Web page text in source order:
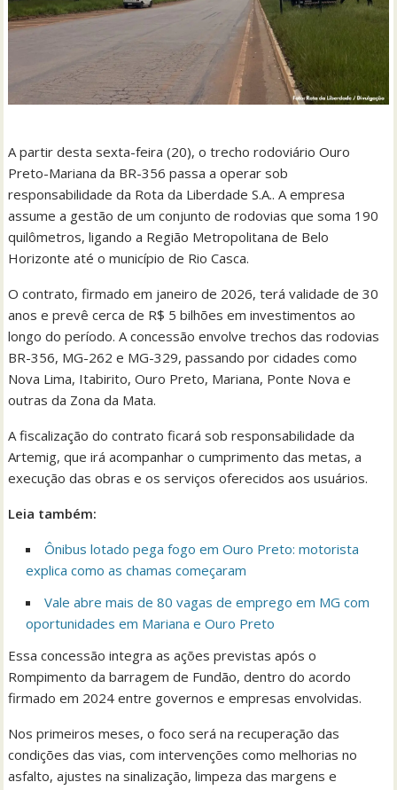
A partir desta sexta-feira (20), o trecho rodoviário Ouro
Preto-Mariana da BR-356 passa a operar sob
responsabilidade da Rota da Liberdade S.A.. A empresa
assume a gestão de um conjunto de rodovias que soma 190
quilômetros, ligando a Região Metropolitana de Belo
Horizonte até o município de Rio Casca.
O contrato, firmado em janeiro de 2026, terá validade de 30
anos e prevê cerca de R$ 5 bilhões em investimentos ao
longo do período. A concessão envolve trechos das rodovias
BR-356, MG-262 e MG-329, passando por cidades como
Nova Lima, Itabirito, Ouro Preto, Mariana, Ponte Nova e
outras da Zona da Mata.
A fiscalização do contrato ficará sob responsabilidade da
Artemig, que irá acompanhar o cumprimento das metas, a
execução das obras e os serviços oferecidos aos usuários.
Leia também:
Ônibus lotado pega fogo em Ouro Preto: motorista
explica como as chamas começaram
Vale abre mais de 80 vagas de emprego em MG com
oportunidades em Mariana e Ouro Preto
Essa concessão integra as ações previstas após o
Rompimento da barragem de Fundão, dentro do acordo
firmado em 2024 entre governos e empresas envolvidas.
Nos primeiros meses, o foco será na recuperação das
condições das vias, com intervenções como melhorias no
asfalto, ajustes na sinalização, limpeza das margens e